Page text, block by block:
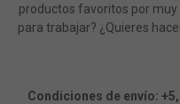
productos favoritos por muy
para trabajar? ¿Quieres
Condiciones de envío: